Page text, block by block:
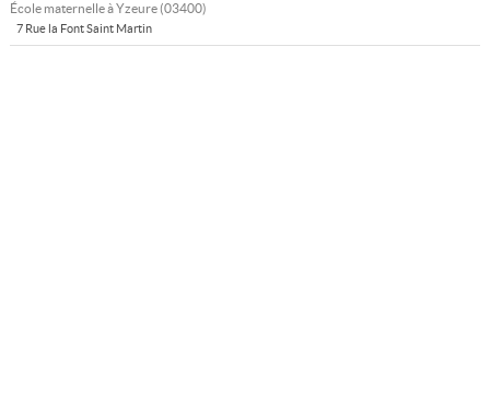
École maternelle àYzeure(03400)
7 Rue la Font Saint Martin